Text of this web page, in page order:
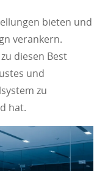
bieten und
verankern.
diesen Best
und
zu
hat.